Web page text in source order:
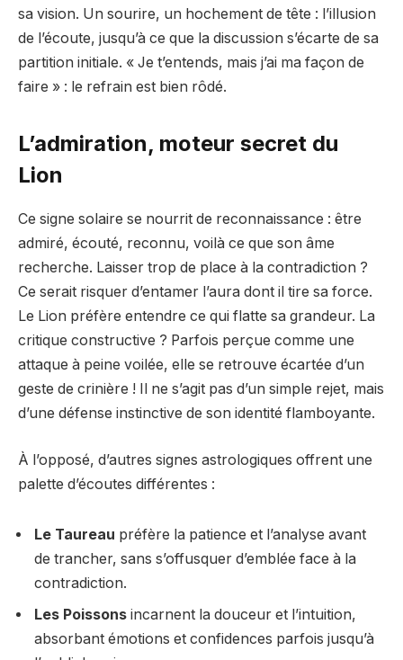
sa vision. Un sourire, un hochement de tête : l’illusion
de l’écoute, jusqu’à ce que la discussion s’écarte de sa
partition initiale. « Je t’entends, mais j’ai ma façon de
faire » : le refrain est bien rôdé.
L’admiration, moteur secret du
Lion
Ce signe solaire se nourrit de reconnaissance : être
admiré, écouté, reconnu, voilà ce que son âme
recherche. Laisser trop de place à la contradiction ?
Ce serait risquer d’entamer l’aura dont il tire sa force.
Le Lion préfère entendre ce qui flatte sa grandeur. La
critique constructive ? Parfois perçue comme une
attaque à peine voilée, elle se retrouve écartée d’un
geste de crinière ! Il ne s’agit pas d’un simple rejet, mais
d’une défense instinctive de son identité flamboyante.
À l’opposé, d’autres signes astrologiques offrent une
palette d’écoutes différentes :
Le Taureau préfère la patience et l’analyse avant
de trancher, sans s’offusquer d’emblée face à la
contradiction.
Les Poissons incarnent la douceur et l’intuition,
absorbant émotions et confidences parfois jusqu’à